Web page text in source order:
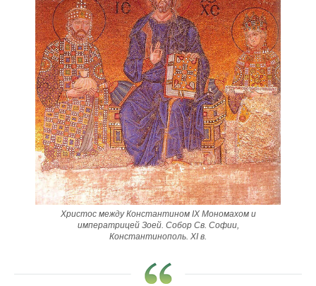
Христос между Константином IX Мономахом и
императрицей Зоей. Собор Св. Софии,
Константинополь. XI в.